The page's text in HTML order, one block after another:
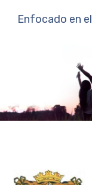
Enfocado en